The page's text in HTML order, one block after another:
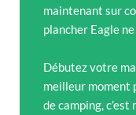
maintenant sur
plancher Eagle
Débutez votre
meilleur moment
de camping,